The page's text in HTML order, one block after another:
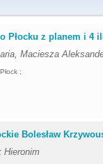
Płocku z planem i 4
Maciesza
Płock ;
Bolesław
Hieronim